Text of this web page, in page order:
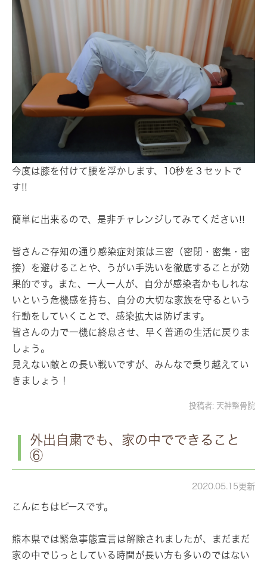
今度は膝を付けて腰を浮かします、10秒を３セットで
す!!
簡単に出来るので、是非チャレンジしてみてください!!
皆さんご存知の通り感染症対策は三密（密閉・密集・密
接）を避けることや、うがい手洗いを徹底することが効
果的です。また、一人一人が、自分が感染者かもしれな
いという危機感を持ち、自分の大切な家族を守るという
行動をしていくことで、感染拡大は防げます。
皆さんの力で一機に終息させ、早く普通の生活に戻りま
しょう。
見えない敵との長い戦いですが、みんなで乗り越えてい
きましょう！
投稿者: 天神整骨院
外出自粛でも、家の中でできること
⑥
2020.05.15更新
こんにちはピースです。
熊本県では緊急事態宣言は解除されましたが、まだまだ
家の中でじっとしている時間が長い方も多いのではない